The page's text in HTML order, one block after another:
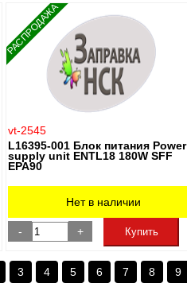
РАСПРОДАЖА
vt-2545
L16395-001 Блок питания Power
supply unit ENTL18 180W SFF
EPA90
Нет в наличии
- + Купить
3 4 5 6 7 8 9